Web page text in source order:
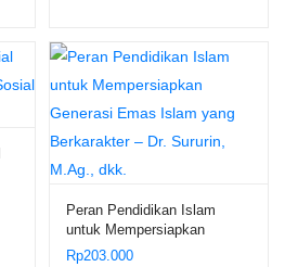
Peran Pendidikan Islam
untuk Mempersiapkan
Generasi Emas Islam yang
Rp203.000